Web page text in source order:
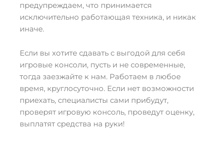
предупреждаем, что принимается
исключительно работающая техника, и никак
иначе.
Если вы хотите сдавать с выгодой для себя
игровые консоли, пусть и не современные,
тогда заезжайте к нам. Работаем в любое
время, круглосуточно. Если нет возможности
приехать, специалисты сами прибудут,
проверят игровую консоль, проведут оценку,
выплатят средства на руки!